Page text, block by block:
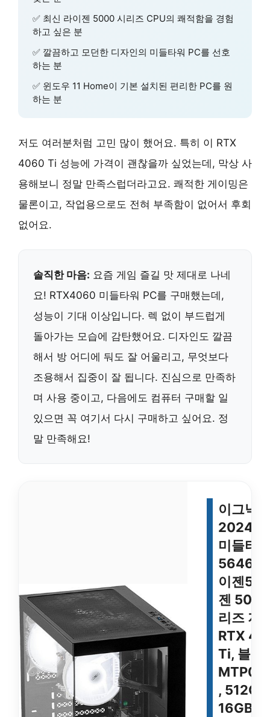
✅ 최신 라이젠 5000 시리즈 CPU의 쾌적함을 경험
하고 싶은 분
✅ 깔끔하고 모던한 디자인의 미들타워 PC를 선호
하는 분
✅ 윈도우 11 Home이 기본 설치된 편리한 PC를 원
하는 분
저도 여러분처럼 고민 많이 했어요. 특히 이 RTX
4060 Ti 성능에 가격이 괜찮을까 싶었는데, 막상 사
용해보니 정말 만족스럽더라고요. 쾌적한 게이밍은
물론이고, 작업용으로도 전혀 부족함이 없어서 후회
없어요.
솔직한 마음: 요즘 게임 즐길 맛 제대로 나네
요! RTX4060 미들타워 PC를 구매했는데,
성능이 기대 이상입니다. 렉 없이 부드럽게
돌아가는 모습에 감탄했어요. 디자인도 깔끔
해서 방 어디에 둬도 잘 어울리고, 무엇보다
조용해서 집중이 잘 됩니다. 진심으로 만족하
며 사용 중이고, 다음에도 컴퓨터 구매할 일
있으면 꼭 여기서 다시 구매하고 싶어요. 정
말 만족해요!
이그닉
2024
미들타
이젠5
젠
리즈 지
RTX
Ti, 블랙
,
16GB,